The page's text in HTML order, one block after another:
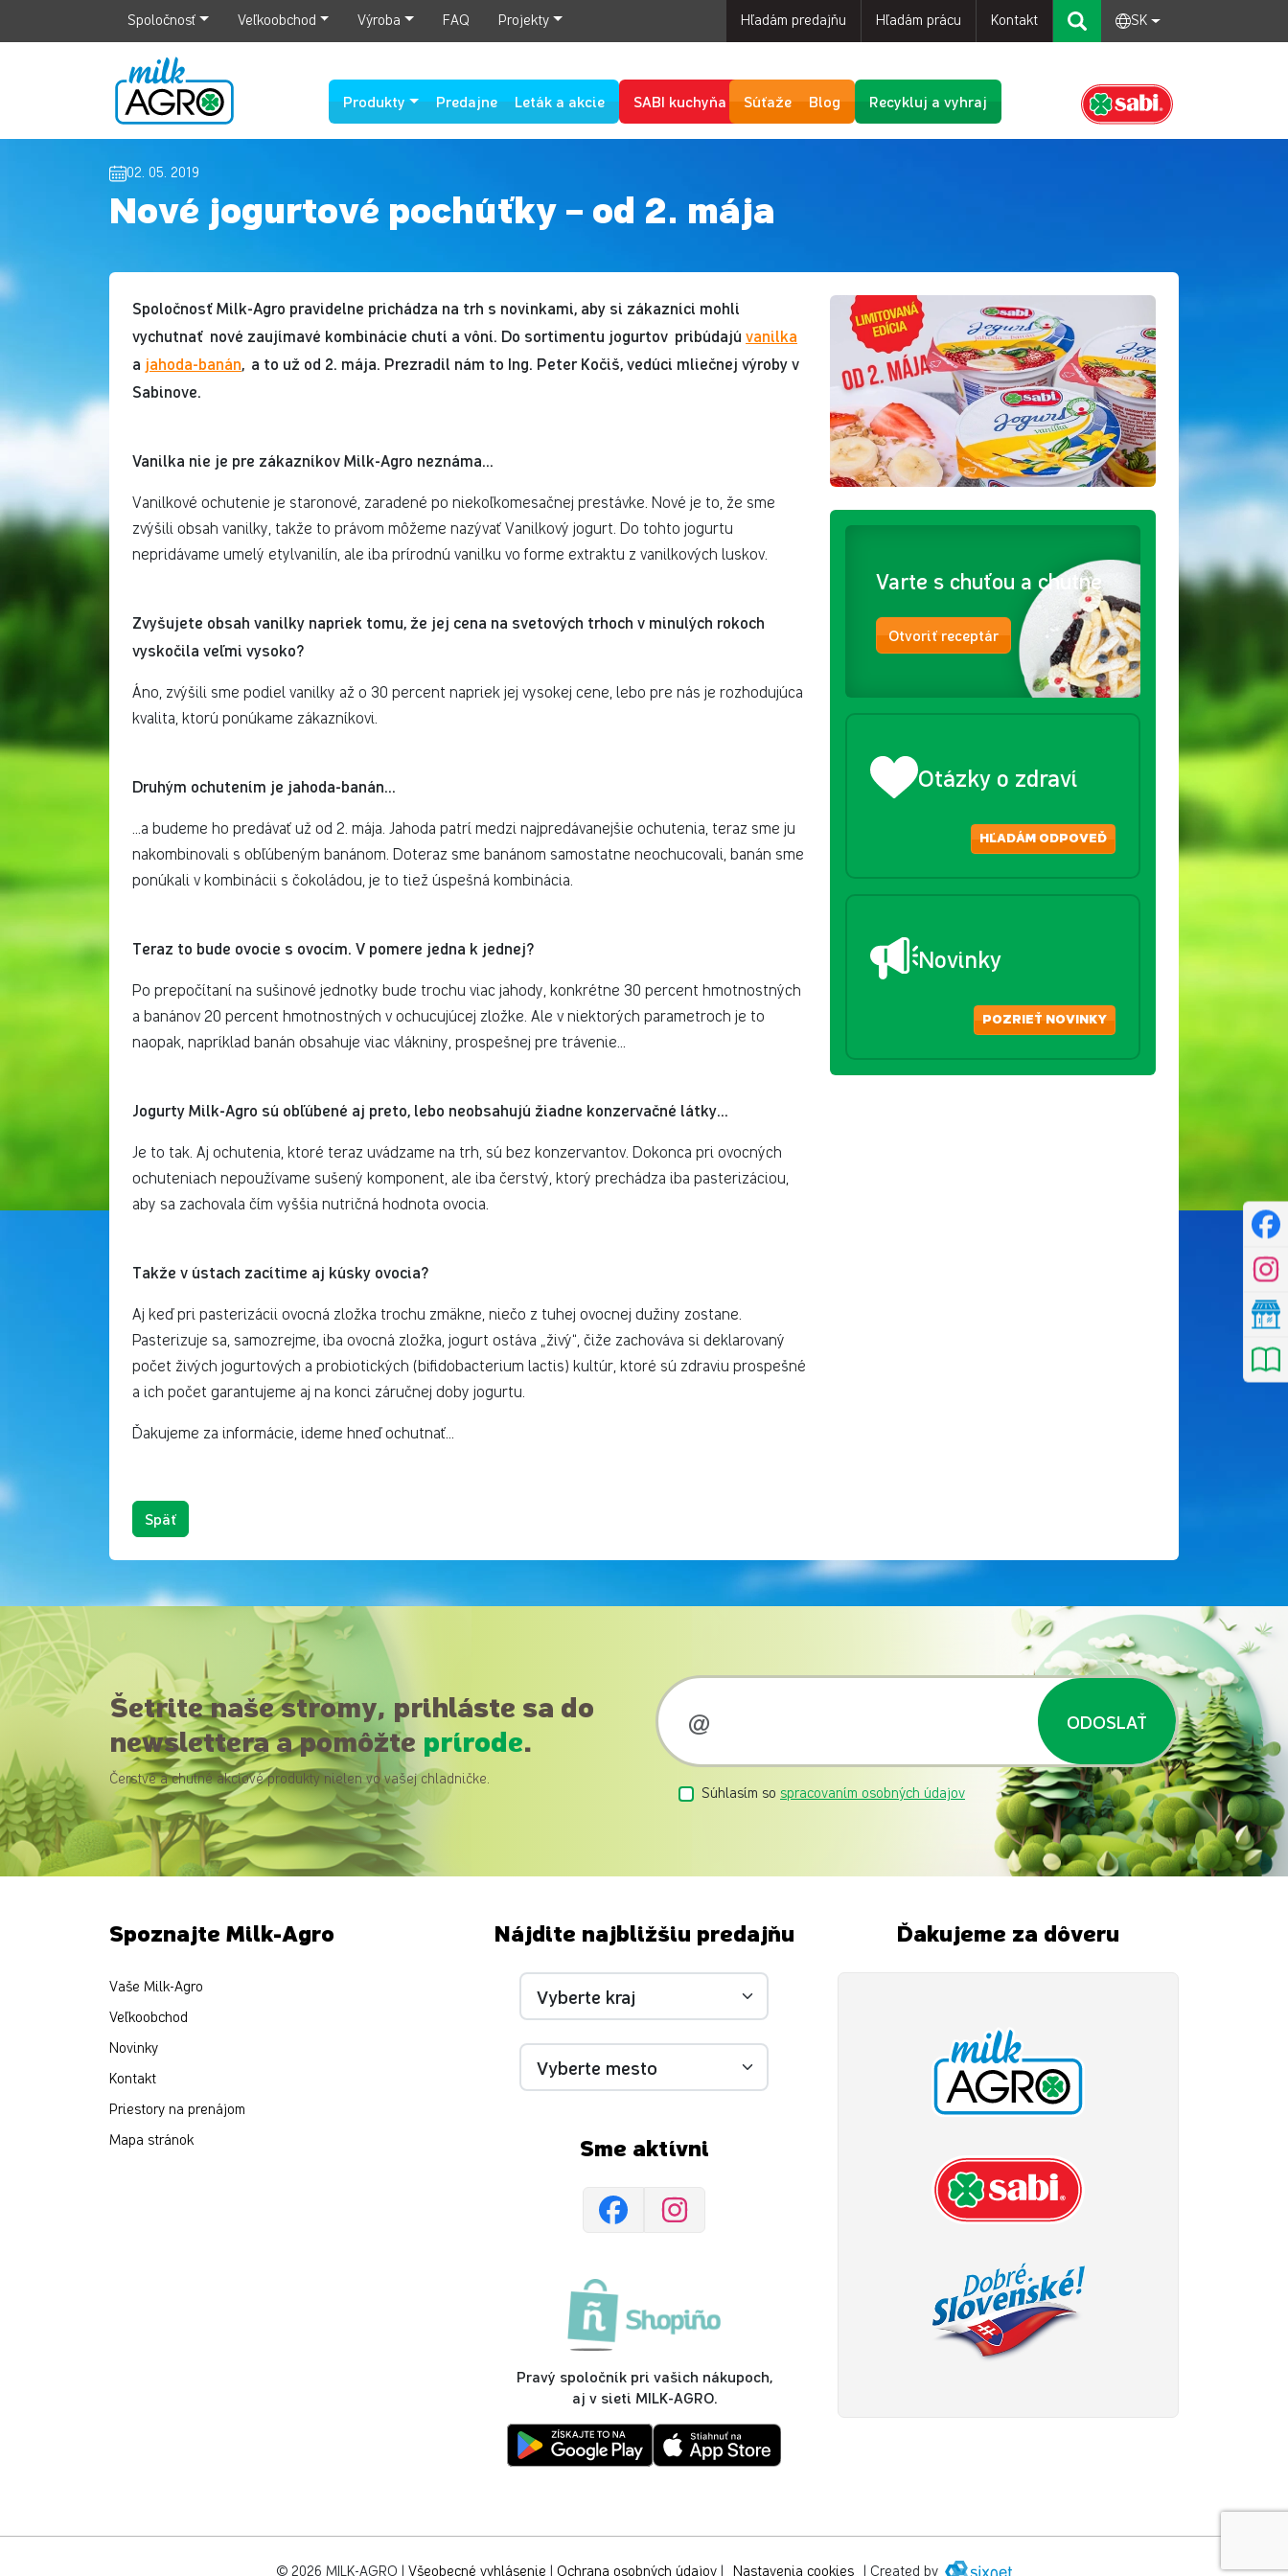
Spoločnosť Veľkoobchod Výroba FAQ Projekty Hľadám predajňu Hľadám prácu Kontakt SK
Produkty Predajne Leták a akcie SABI kuchyňa Súťaže Blog Recykluj a vyhraj
02. 05. 2019
Nové jogurtové pochúťky – od 2. mája
Spoločnosť Milk-Agro pravidelne prichádza na trh s novinkami, aby si zákazníci mohli
vychutnať nové zaujímavé kombinácie chutí a vôní. Do sortimentu jogurtov pribúdajú vanilka
a jahoda-banán , a to už od 2. mája. Prezradil nám to Ing. Peter Kočiš, vedúci mliečnej výroby v
Sabinove.
Vanilka nie je pre zákazníkov Milk-Agro neznáma...
Vanilkové ochutenie je staronové, zaradené po niekoľkomesačnej prestávke. Nové je to, že sme
zvýšili obsah vanilky, takže to právom môžeme nazývať Vanilkový jogurt. Do tohto jogurtu
nepridávame umelý etylvanilín, ale iba prírodnú vanilku vo forme extraktu z vanilkových luskov.
Zvyšujete obsah vanilky napriek tomu, že jej cena na svetových trhoch v minulých rokoch
vyskočila veľmi vysoko?
Áno, zvýšili sme podiel vanilky až o 30 percent napriek jej vysokej cene, lebo pre nás je rozhodujúca
kvalita, ktorú ponúkame zákazníkovi.
Druhým ochutením je jahoda-banán...
...a budeme ho predávať už od 2. mája. Jahoda patrí medzi najpredávanejšie ochutenia, teraz sme ju
nakombinovali s obľúbeným banánom. Doteraz sme banánom samostatne neochucovali, banán sme
ponúkali v kombinácii s čokoládou, je to tiež úspešná kombinácia.
Teraz to bude ovocie s ovocím. V pomere jedna k jednej?
Po prepočítaní na sušinové jednotky bude trochu viac jahody, konkrétne 30 percent hmotnostných
a banánov 20 percent hmotnostných v ochucujúcej zložke. Ale v niektorých parametroch je to
naopak, napríklad banán obsahuje viac vlákniny, prospešnej pre trávenie...
Jogurty Milk-Agro sú obľúbené aj preto, lebo neobsahujú žiadne konzervačné látky...
Je to tak. Aj ochutenia, ktoré teraz uvádzame na trh, sú bez konzervantov. Dokonca pri ovocných
ochuteniach nepoužívame sušený komponent, ale iba čerstvý, ktorý prechádza iba pasterizáciou,
aby sa zachovala čím vyššia nutričná hodnota ovocia.
Takže v ústach zacítime aj kúsky ovocia?
Aj keď pri pasterizácii ovocná zložka trochu zmäkne, niečo z tuhej ovocnej dužiny zostane.
Pasterizuje sa, samozrejme, iba ovocná zložka, jogurt ostáva „živý“, čiže zachováva si deklarovaný
počet živých jogurtových a probiotických (bifidobacterium lactis) kultúr, ktoré sú zdraviu prospešné
a ich počet garantujeme aj na konci záručnej doby jogurtu.
Ďakujeme za informácie, ideme hneď ochutnať...
Varte s chuťou a chutne
Otvoriť receptár
Otázky o zdraví
HĽADÁM ODPOVEĎ
Novinky
POZRIEŤ NOVINKY
Späť
Šetrite naše stromy, prihláste sa do
newslettera a pomôžte prírode.
Čerstvé a chutné akciové produkty nielen vo vašej chladničke.
ODOSLAŤ
Súhlasím so spracovaním osobných údajov
Spoznajte Milk-Agro
Vaše Milk-Agro
Veľkoobchod
Novinky
Kontakt
Priestory na prenájom
Mapa stránok
Nájdite najbližšiu predajňu
Sme aktívni
Pravý spoločník pri vašich nákupoch,
aj v sieti MILK-AGRO.
Ďakujeme za dôveru
© 2026 MILK-AGRO Všeobecné vyhlásenie Ochrana osobných údajov Nastavenia cookies Created by